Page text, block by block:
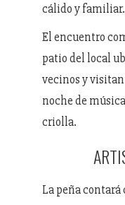
cálido y familiar.
El encuentro
patio del local
vecinos y
noche de
criolla.
La peña contará